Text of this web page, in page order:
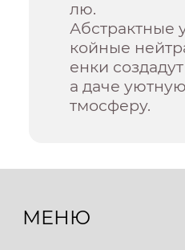
лю.
Абстрактные
койные
енки
а даче
тмосферу.
МЕНЮ